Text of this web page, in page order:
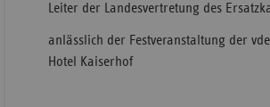
Leiter der Landesvertretung des
anlässlich der Festveranstaltung der
Hotel Kaiserhof